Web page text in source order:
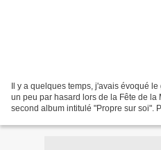
Il y a quelques temps, j'avais évoqué
un peu par hasard lors de la Fête de
second album intitulé "Propre sur soi".